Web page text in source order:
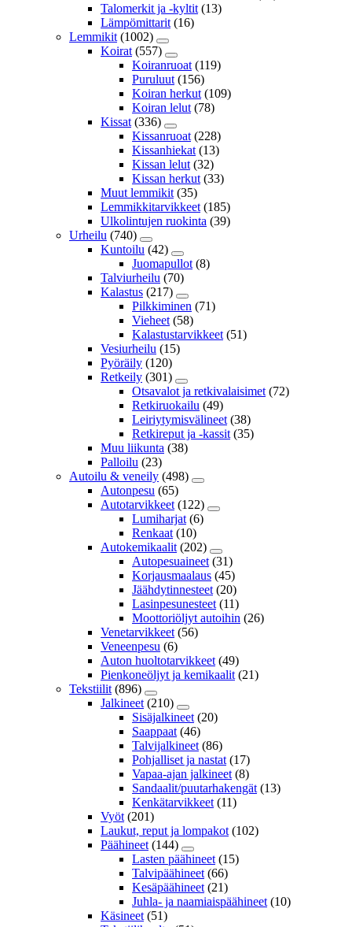
Talomerkit ja -kyltit (13)
Lämpömittarit (16)
Lemmikit (1002)
Koirat (557)
Koiranruoat (119)
Puruluut (156)
Koiran herkut (109)
Koiran lelut (78)
Kissat (336)
Kissanruoat (228)
Kissanhiekat (13)
Kissan lelut (32)
Kissan herkut (33)
Muut lemmikit (35)
Lemmikkitarvikkeet (185)
Ulkolintujen ruokinta (39)
Urheilu (740)
Kuntoilu (42)
Juomapullot (8)
Talviurheilu (70)
Kalastus (217)
Pilkkiminen (71)
Vieheet (58)
Kalastustarvikkeet (51)
Vesiurheilu (15)
Pyöräily (120)
Retkeily (301)
Otsavalot ja retkivalaisimet (72)
Retkiruokailu (49)
Leiriytymisvälineet (38)
Retkireput ja -kassit (35)
Muu liikunta (38)
Palloilu (23)
Autoilu & veneily (498)
Autonpesu (65)
Autotarvikkeet (122)
Lumiharjat (6)
Renkaat (10)
Autokemikaalit (202)
Autopesuaineet (31)
Korjausmaalaus (45)
Jäähdytinnesteet (20)
Lasinpesunesteet (11)
Moottoriöljyt autoihin (26)
Venetarvikkeet (56)
Veneenpesu (6)
Auton huoltotarvikkeet (49)
Pienkoneöljyt ja kemikaalit (21)
Tekstiilit (896)
Jalkineet (210)
Sisäjalkineet (20)
Saappaat (46)
Talvijalkineet (86)
Pohjalliset ja nastat (17)
Vapaa-ajan jalkineet (8)
Sandaalit/puutarhakengät (13)
Kenkätarvikkeet (11)
Vyöt (201)
Laukut, reput ja lompakot (102)
Päähineet (144)
Lasten päähineet (15)
Talvipäähineet (66)
Kesäpäähineet (21)
Juhla- ja naamiaispäähineet (10)
Käsineet (51)